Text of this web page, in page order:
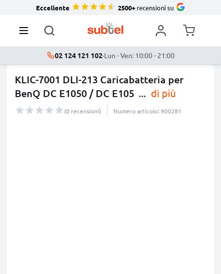
Eccellente 2500+recensioni su
02 124 121 102·Lun - Ven: 10:00 - 21:00
KLIC-7001 DLI-213 Caricabatteria per
BenQ DC E1050 / DC E105 ... di più
(0 recensioni) Numero articolo: 900281